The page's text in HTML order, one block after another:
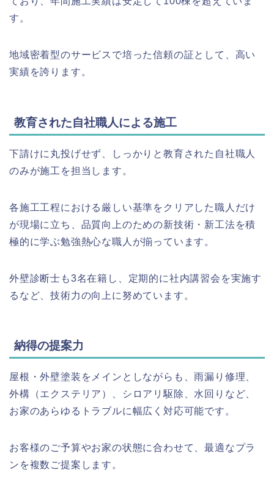
す。
地域密着型のサービスで培った信頼の証として、高い
実績を誇ります。
教育された自社職人による施工
下請けに丸投げせず、しっかりと教育された自社職人
のみが施工を担当します。
各施工工程における厳しい基準をクリアした職人だけ
が現場に立ち、品質向上のための新技術・新工法を積
極的に学ぶ勉強熱心な職人が揃っています。
外壁診断士も3名在籍し、定期的に社内講習会を実施す
るなど、技術力の向上に努めています。
納得の提案力
屋根・外壁塗装をメインとしながらも、雨漏り修理、
外構（エクステリア）、シロアリ駆除、水回りなど、
お家のあらゆるトラブルに幅広く対応可能です。
お客様のご予算やお家の状態に合わせて、最適なプラ
ンを複数ご提案します。